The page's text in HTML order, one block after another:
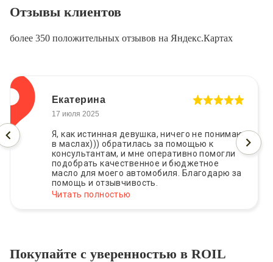
Отзывы клиентов
более 350 положительных отзывов на Яндекс.Картах
Екатерина
17 июля 2025
Я, как истинная девушка, ничего не понимаю
в маслах))) обратилась за помощью к
консультантам, и мне оперативно помогли
подобрать качественное и бюджетное
масло для моего автомобиля. Благодарю за
помощь и отзывчивость.
Читать полностью
Покупайте с уверенностью в ROIL